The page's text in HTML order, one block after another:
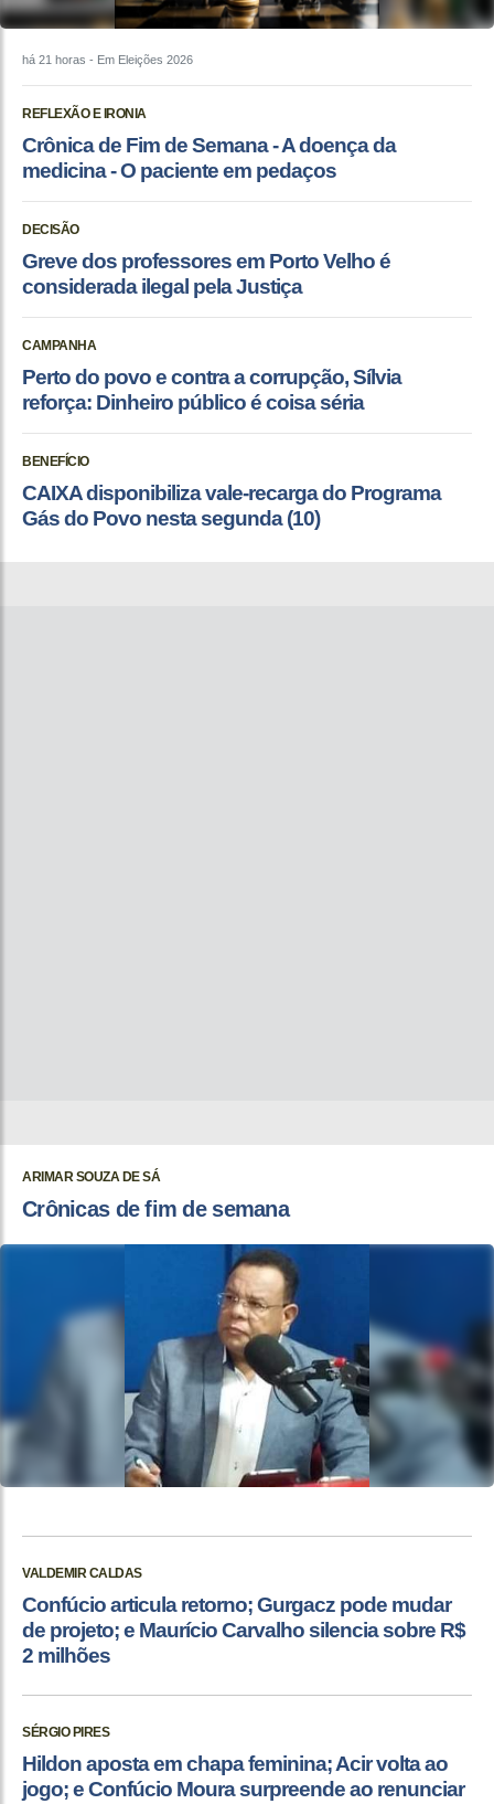
há 21 horas - Em Eleições 2026
REFLEXÃO E IRONIA
Crônica de Fim de Semana - A doença da
medicina - O paciente em pedaços
DECISÃO
Greve dos professores em Porto Velho é
considerada ilegal pela Justiça
CAMPANHA
Perto do povo e contra a corrupção, Sílvia
reforça: Dinheiro público é coisa séria
BENEFÍCIO
CAIXA disponibiliza vale-recarga do Programa
Gás do Povo nesta segunda (10)
ARIMAR SOUZA DE SÁ
Crônicas de fim de semana
VALDEMIR CALDAS
Confúcio articula retorno; Gurgacz pode mudar
de projeto; e Maurício Carvalho silencia sobre R$
2 milhões
SÉRGIO PIRES
Hildon aposta em chapa feminina; Acir volta ao
jogo; e Confúcio Moura surpreende ao renunciar